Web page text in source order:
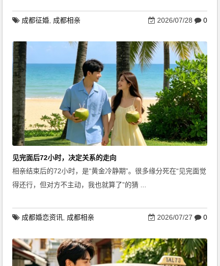
成都征婚 成都相亲 2026/07/28 0
见完面后72小时，决定关系的走向
相亲结束后的72小时，是“黄金冷静期”。很多缘分死在“见完面觉
得还行，但对方不主动，我也就算了”的猜 ...
成都婚恋资讯 成都相亲 2026/07/27 0